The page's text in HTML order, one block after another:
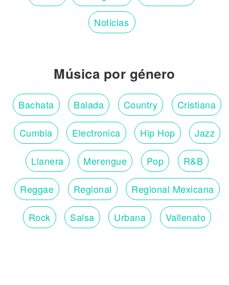
Noticias
Música por género
Bachata Balada Country Cristiana
Cumbia Electronica Hip Hop Jazz
Llanera Merengue Pop R&B
Reggae Regional Regional Mexicana
Rock Salsa Urbana Vallenato